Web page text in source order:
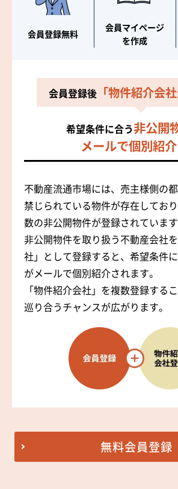
会員登録無料
会員マイページ
を作成
会員登録後 「物件紹介会社
希望条件に合う非公開
メールで個別紹介
不動産流通市場には、売主様側の
禁じられている物件が存在してお
数の非公開物件が登録されています
非公開物件を取り扱う不動産会社
社」として登録すると、希望条件
がメールで個別紹介されます。
「物件紹介会社」を複数登録する
巡り合うチャンスが広がります。
無料会員登録